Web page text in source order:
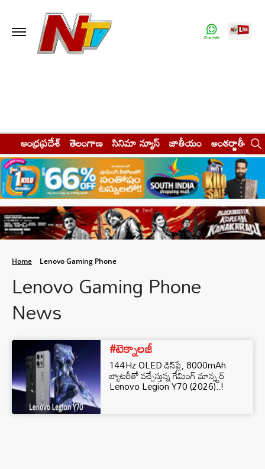
ఆంధ్రప్రదేశ్ తెలంగాణ సినిమా న్యూస్ జాతీయం అంతర్జాతీయం
Home Lenovo Gaming Phone
Lenovo Gaming Phone
News
#టెక్నాలజీ
144Hz OLED డిస్‌ప్లే, 8000mAh
బ్యాటరీతో వచ్చేస్తున్న గేమింగ్ మాన్స్టర్
Lenovo Legion Y70 (2026)..!